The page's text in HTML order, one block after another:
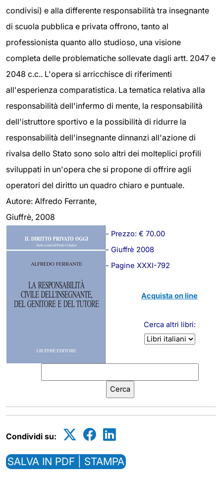
condivisi) e alla differente responsabilità tra insegnante
di scuola pubblica e privata offrono, tanto al
professionista quanto allo studioso, una visione
completa delle problematiche sollevate dagli artt. 2047 e
2048 c.c.. L'opera si arricchisce di riferimenti
all'esperienza comparatistica. La tematica relativa alla
responsabilità dell'infermo di mente, la responsabilità
dell'istruttore sportivo e la possibilità di ridurre la
responsabilità dell'insegnante dinnanzi all'azione di
rivalsa dello Stato sono solo altri dei molteplici profili
sviluppati in un'opera che si propone di offrire agli
operatori del diritto un quadro chiaro e puntuale.
Autore: Alfredo Ferrante,
Giuffrè, 2008
- Prezzo: € 70.00
- Giuffrè 2008
- Pagine XXXI-792
Acquista on line
Cerca altri libri:
Condividi su:
SALVA IN PDF | STAMPA